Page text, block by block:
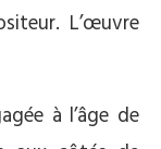
L’œuvre
à l’âge de